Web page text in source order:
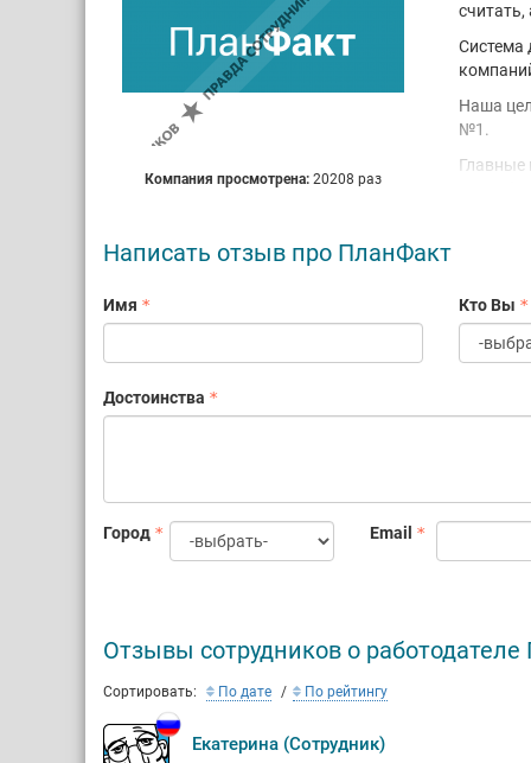
Компания просмотрена: 20208 раз
Система
Наша
№1.
Главные
день за
Мы
больше
Написать отзыв про ПланФакт
Имя Кто Вы
Достоинства
Город Email
Отзывы сотрудников о
Сортировать: По дате По рейтингу
Екатерина (Сотрудник)